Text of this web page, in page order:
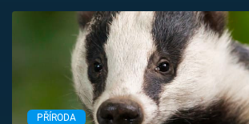
Přihlášení
Sledujte nás
PŘÍRODA